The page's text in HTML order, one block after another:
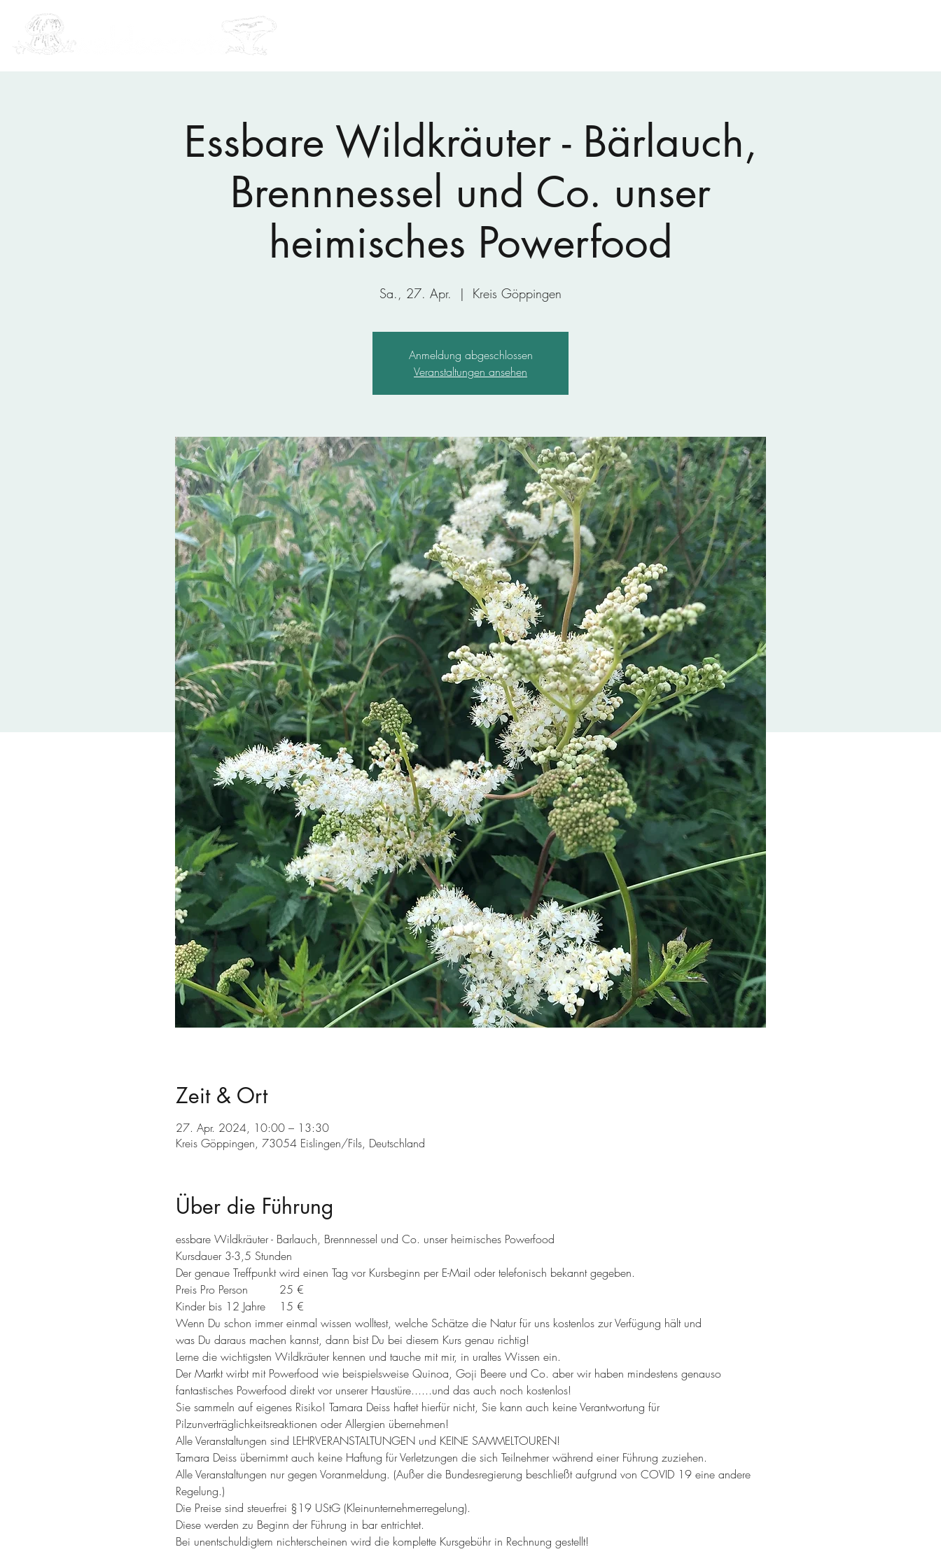
Essbare Wildkräuter - Bärlauch,
Brennnessel und Co. unser
heimisches Powerfood
Sa., 27. Apr.
  |
Kreis Göppingen
Anmeldung abgeschlossen
Veranstaltungen ansehen
Zeit & Ort
27. Apr. 2024, 10:00 – 13:30
Kreis Göppingen, 73054 Eislingen/Fils, Deutschland
Über die Führung
essbare Wildkräuter - Barlauch, Brennnessel und Co. unser heimisches Powerfood
Kursdauer 3-3,5 Stunden
Der genaue Treffpunkt wird einen Tag vor Kursbeginn per E-Mail oder telefonisch bekannt gegeben.
Preis Pro Person         25 €
Kinder bis 12 Jahre    15 €
Wenn Du schon immer einmal wissen wolltest, welche Schätze die Natur für uns kostenlos zur Verfügung hält und
was Du daraus machen kannst, dann bist Du bei diesem Kurs genau richtig!
Lerne die wichtigsten Wildkräuter kennen und tauche mit mir, in uraltes Wissen ein.
Der Martkt wirbt mit Powerfood wie beispielsweise Quinoa, Goji Beere und Co. aber wir haben mindestens genauso
fantastisches Powerfood direkt vor unserer Haustüre......und das auch noch kostenlos!
Sie sammeln auf eigenes Risiko! Tamara Deiss haftet hierfür nicht, Sie kann auch keine Verantwortung für
Pilzunverträglichkeitsreaktionen oder Allergien übernehmen!
Alle Veranstaltungen sind LEHRVERANSTALTUNGEN und KEINE SAMMELTOUREN!
Tamara Deiss übernimmt auch keine Haftung für Verletzungen die sich Teilnehmer während einer Führung zuziehen.
Alle Veranstaltungen nur gegen Voranmeldung. (Außer die Bundesregierung beschließt aufgrund von COVID 19 eine andere
Regelung.)
Die Preise sind steuerfrei §19 UStG (Kleinunternehmerregelung).
Diese werden zu Beginn der Führung in bar entrichtet.
Bei unentschuldigtem nichterscheinen wird die komplette Kursgebühr in Rechnung gestellt!